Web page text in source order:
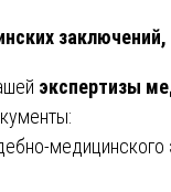
экспертизы